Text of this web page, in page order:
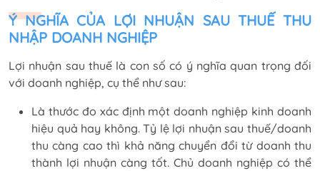
Ý NGHĨA CỦA LỢI NHUẬN SAU THUẾ THU
NHẬP DOANH NGHIỆP
Lợi nhuận sau thuế là con số có ý nghĩa quan trọng đối
với doanh nghiệp, cụ thể như sau:
Là thước đo xác định một doanh nghiệp kinh doanh
hiệu quả hay không. Tỷ lệ lợi nhuận sau thuế/doanh
thu càng cao thì khả năng chuyển đổi từ doanh thu
thành lợi nhuận càng tốt. Chủ doanh nghiệp có thể